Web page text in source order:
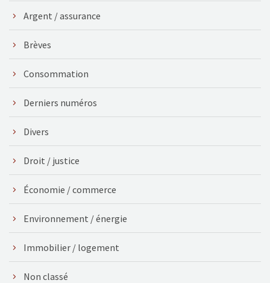
Argent / assurance
Brèves
Consommation
Derniers numéros
Divers
Droit / justice
Économie / commerce
Environnement / énergie
Immobilier / logement
Non classé